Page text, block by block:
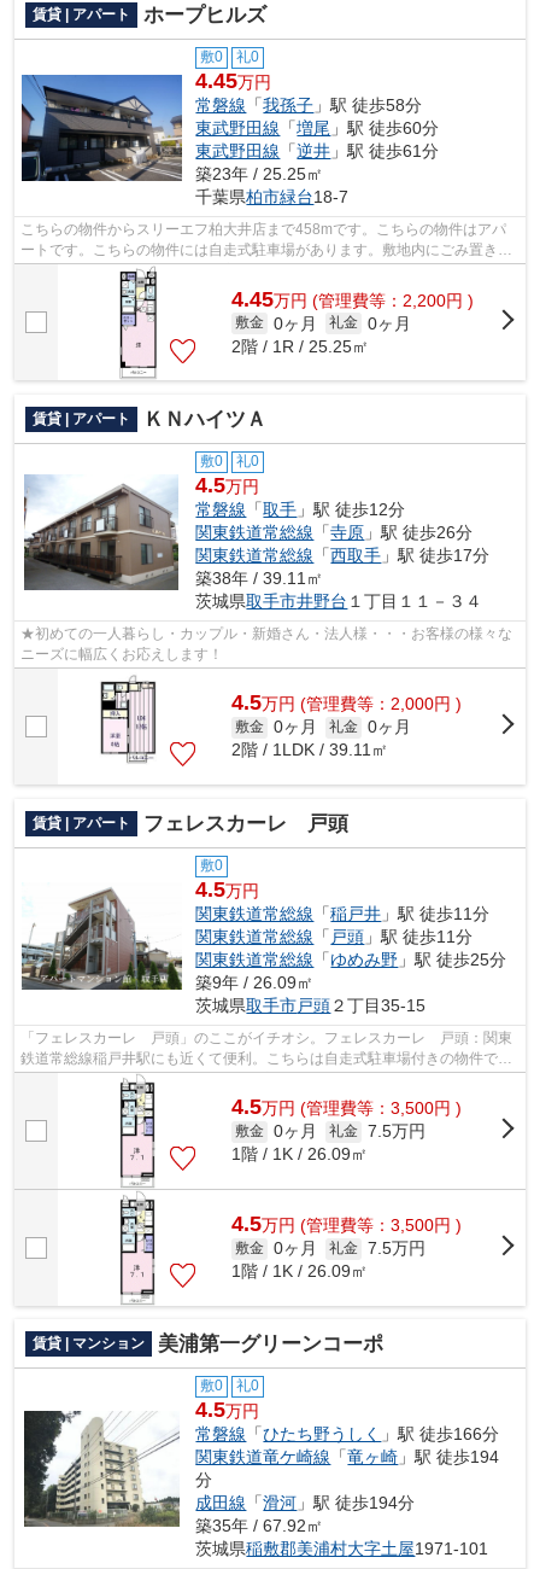
賃貸 | アパート ホープヒルズ
敷0 礼0
4.45万円
常磐線 「我孫子 」駅 徒歩58分
東武野田線 「増尾 」駅 徒歩60分
東武野田線 「逆井 」駅 徒歩61分
築23年 / 25.25㎡
千葉県柏市緑台18-7
こちらの物件からスリーエフ柏大井店まで458mです。こちらの物件はアパ
ートです。こちらの物件には自走式駐車場があります。敷地内にごみ置き場
のあるアパートです。物件数豊富なアパ...
4.45万円 (管理費等：2,200円 )
敷金 0ヶ月 礼金 0ヶ月
2階 / 1R / 25.25㎡
賃貸 | アパート ＫＮハイツＡ
敷0 礼0
4.5万円
常磐線 「取手 」駅 徒歩12分
関東鉄道常総線 「寺原 」駅 徒歩26分
関東鉄道常総線 「西取手 」駅 徒歩17分
築38年 / 39.11㎡
茨城県取手市井野台 １丁目１１－３４
★初めての一人暮らし・カップル・新婚さん・法人様・・・お客様の様々な
ニーズに幅広くお応えします！
4.5万円 (管理費等：2,000円 )
敷金 0ヶ月 礼金 0ヶ月
2階 / 1LDK / 39.11㎡
賃貸 | アパート フェレスカーレ 戸頭
敷0
4.5万円
関東鉄道常総線 「稲戸井 」駅 徒歩11分
関東鉄道常総線 「 戸頭 」駅 徒歩11分
関東鉄道常総線 「ゆめみ野 」駅 徒歩25分
築9年 / 26.09㎡
茨城県取手市戸頭２丁目35-15
「フェレスカーレ 戸頭」のここがイチオシ。フェレスカーレ 戸頭：関東
鉄道常総線稲戸井駅にも近くて便利。こちらは自走式駐車場付きの物件で
す。2駅利用可能な物件で移動範囲が広が...
4.5万円 (管理費等：3,500円 )
敷金 0ヶ月 礼金 7.5万円
1階 / 1K / 26.09㎡
4.5万円 (管理費等：3,500円 )
敷金 0ヶ月 礼金 7.5万円
1階 / 1K / 26.09㎡
賃貸 | マンション 美浦第一グリーンコーポ
敷0 礼0
4.5万円
常磐線 「ひたち野うしく
」駅 徒歩166分
関東鉄道竜ケ崎線 「竜ヶ崎 」駅 徒歩194
分
成田線 「滑河 」駅 徒歩194分
築35年 / 67.92㎡
茨城県稲敷郡美浦村大字土屋1971-101